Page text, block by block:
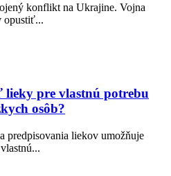
konflikt na Ukrajine. Vojna
opustiť...
lieky pre vlastnú potrebu
osôb?
predpisovania liekov umožňuje